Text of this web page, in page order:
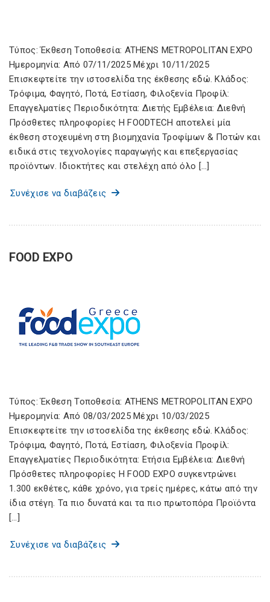
Τύπος: Έκθεση Τοποθεσία: ATHENS METROPOLITAN EXPO
Ημερομηνία: Από 07/11/2025 Μέχρι 10/11/2025
Επισκεφτείτε την ιστοσελίδα της έκθεσης εδώ. Κλάδος:
Τρόφιμα, Φαγητό, Ποτά, Εστίαση, Φιλοξενία Προφίλ:
Επαγγελματίες Περιοδικότητα: Διετής Εμβέλεια: Διεθνή
Πρόσθετες πληροφορίες Η FOODTECH αποτελεί μία
έκθεση στοχευμένη στη βιομηχανία Τροφίμων & Ποτών και
ειδικά στις τεχνολογίες παραγωγής και επεξεργασίας
προϊόντων. Ιδιοκτήτες και στελέχη από όλο […]
Συνέχισε να διαβάζεις
FOOD EXPO
Τύπος: Έκθεση Τοποθεσία: ATHENS METROPOLITAN EXPO
Ημερομηνία: Από 08/03/2025 Μέχρι 10/03/2025
Επισκεφτείτε την ιστοσελίδα της έκθεσης εδώ. Κλάδος:
Τρόφιμα, Φαγητό, Ποτά, Εστίαση, Φιλοξενία Προφίλ:
Επαγγελματίες Περιοδικότητα: Ετήσια Εμβέλεια: Διεθνή
Πρόσθετες πληροφορίες Η FOOD EXPO συγκεντρώνει
1.300 εκθέτες, κάθε χρόνο, για τρείς ημέρες, κάτω από την
ίδια στέγη. Τα πιο δυνατά και τα πιο πρωτοπόρα Προϊόντα
[…]
Συνέχισε να διαβάζεις